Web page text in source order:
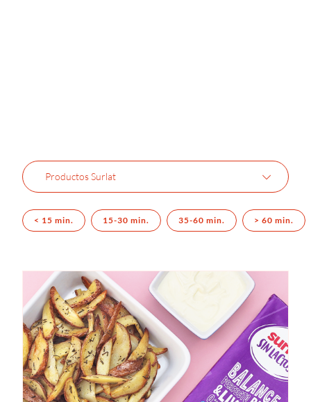
Productos Surlat
< 15 min. 15-30 min. 35-60 min. > 60 min.